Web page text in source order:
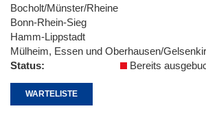
Bocholt/Münster/Rheine
Bonn-Rhein-Sieg
Hamm-Lippstadt
Mülheim, Essen und Oberhausen/
Status
Bereits
WARTELISTE